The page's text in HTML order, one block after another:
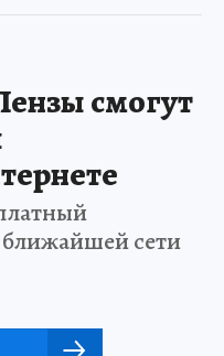
смогут
сети